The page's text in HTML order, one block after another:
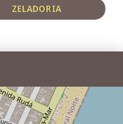
ZELADORIA